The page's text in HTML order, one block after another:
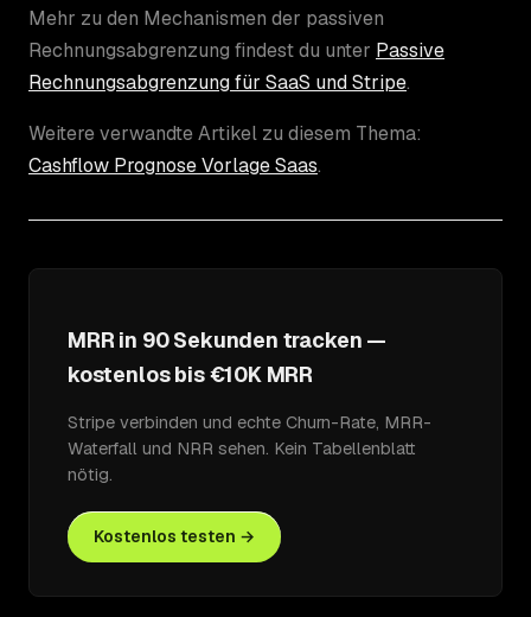
Mehr zu den Mechanismen der passiven
Rechnungsabgrenzung findest du unter Passive
Rechnungsabgrenzung für SaaS und Stripe.
Weitere verwandte Artikel zu diesem Thema:
Cashflow Prognose Vorlage Saas.
MRR in 90 Sekunden tracken —
kostenlos bis €10K MRR
Stripe verbinden und echte Churn-Rate, MRR-
Waterfall und NRR sehen. Kein Tabellenblatt
nötig.
Kostenlos testen →